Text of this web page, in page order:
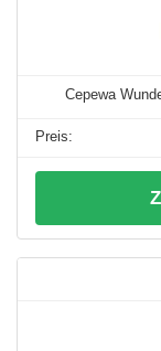
Cepewa